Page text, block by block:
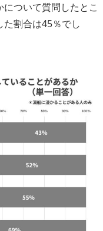
ついて質問したとこ
割合は45％でし